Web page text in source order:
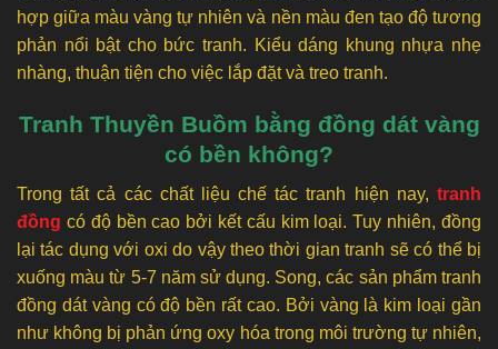
hợp giữa màu vàng tự nhiên và nền màu đen tạo độ tương
phản nổi bật cho bức tranh. Kiểu dáng khung nhựa nhẹ
nhàng, thuận tiện cho việc lắp đặt và treo tranh.
Tranh Thuyền Buồm bằng đồng dát vàng
có bền không?
Trong tất cả các chất liệu chế tác tranh hiện nay, tranh
đồng có độ bền cao bởi kết cấu kim loại. Tuy nhiên, đồng
lại tác dụng với oxi do vậy theo thời gian tranh sẽ có thể bị
xuống màu từ 5-7 năm sử dụng. Song, các sản phẩm tranh
đồng dát vàng có độ bền rất cao. Bởi vàng là kim loại gần
như không bị phản ứng oxy hóa trong môi trường tự nhiên,